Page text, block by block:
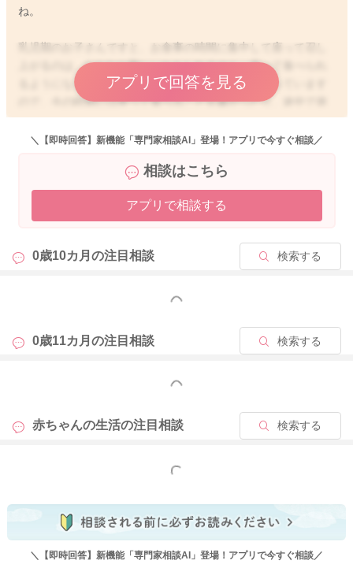
ね。
乳児期のお子さんですと、お食事の時間に集中して座って召し
上がるのは、なかなか難しいかもしれません。座って食べられ
るようになるのは、大体幼稚園に入る頃の目標となっています
ので、今の時期には座って食べることを嫌がったり、途中で遊
んでしまったり、食べなくなってしまうことは、離乳食の時期
では仕方がないことかと思いますよ。お食事の際に座らなけれ
を食べなくなってしまうことを気になさるママさんもいらっし
ゃり、なかなか正解が難しいですね。離乳食を食べることを優
先するか、切り上げてしまうのかは、ママさんのお考えにもよ
ので、ママさんがあまりイライラしない程度に留めてもよいと
思いますよ。
て欲しくないことをたくさんするようになりますね。どうして
すが、お子さんが危ないこと、やってはいけないことを判断で
きるのは、まだかなり時間がかかります。今の時期には、根気
たまには、強めに対応してしまうこともあるかと思いますが、
やってくださっているように、大きな声を出してしまった時な
どの対応で問題ないと思いますよ。
アプリで回答を見る
＼【即時回答】新機能「専門家相談AI」登場！アプリで今すぐ相談／
相談はこちら
アプリで相談する
0歳10カ月の注目相談 検索する
もっと見る
0歳11カ月の注目相談 検索する
もっと見る
赤ちゃんの生活の注目相談 検索する
もっと見る
＼【即時回答】新機能「専門家相談AI」登場！アプリで今すぐ相談／